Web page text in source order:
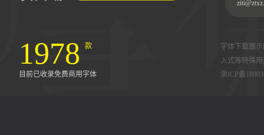
1978 款
目前已收录免费商用字体
字体下载展
入式等特殊
浙ICP备